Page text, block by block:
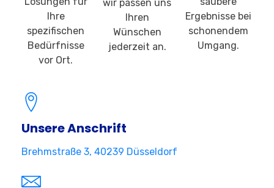
Ihre
spezifischen
Bedürfnisse
vor Ort.
wir passen uns
Ihren
Wünschen
jederzeit an.
Ergebnisse bei
schonendem
Umgang.
Unsere Anschrift
Brehmstraße 3, 40239 Düsseldorf